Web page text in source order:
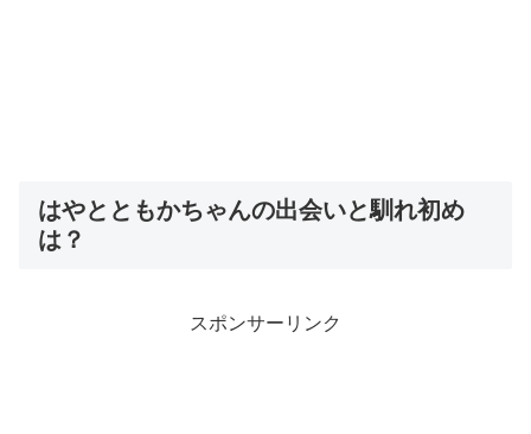
はやとともかちゃんの出会いと馴れ初め
は？
スポンサーリンク